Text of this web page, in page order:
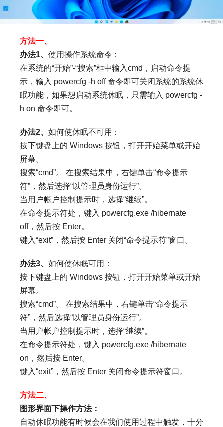
方法一、
办法1、 使用操作系统命令：
在系统的“开始”-“搜索”框中输入cmd，启动命令提
示，输入 powercfg -h off 命令即可关闭系统的系统休
眠功能，如果想启动系统休眠，只需输入 powercfg -
h on 命令即可。
办法2、 如何使休眠不可用：
按下键盘上的 Windows 按钮，打开开始菜单或开始
屏幕。
搜索“cmd”。 在搜索结果中，右键单击“命令提示
符”，然后选择“以管理员身份运行”。
当用户帐户控制提示时，选择“继续”。
在命令提示符处，键入 powercfg.exe /hibernate
off，然后按 Enter。
键入“exit”，然后按 Enter 关闭“命令提示符”窗口。
办法3、 如何使休眠可用：
按下键盘上的 Windows 按钮，打开开始菜单或开始
屏幕。
搜索“cmd”。 在搜索结果中，右键单击“命令提示
符”，然后选择“以管理员身份运行”。
当用户帐户控制提示时，选择“继续”。
在命令提示符处，键入 powercfg.exe /hibernate
on，然后按 Enter。
键入“exit”，然后按 Enter 关闭命令提示符窗口。
方法二、
图形界面下操作方法：
自动休眠功能有时候会在我们使用过程中触发，十分